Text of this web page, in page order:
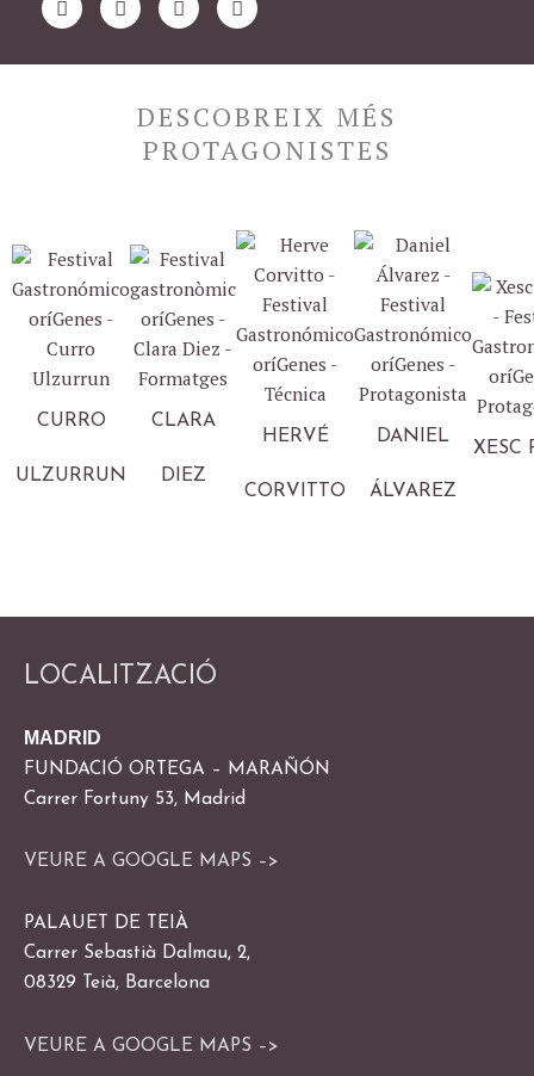
a
c
e
n
s
t
w
i
t
r
o
u
t
e
DESCOBREIX MÉS
PROTAGONISTES
CURRO
ULZURRUN
CLARA
DIEZ
HERVÉ
CORVITTO
DANIEL
ÁLVAREZ
XESC
LOCALITZACIÓ
MADRID
FUNDACIÓ ORTEGA – MARAÑÓN
Carrer Fortuny 53, Madrid
VEURE A GOOGLE MAPS –>
PALAUET DE TEIÀ
Carrer Sebastià Dalmau, 2,
08329 Teià, Barcelona
VEURE A GOOGLE MAPS –>